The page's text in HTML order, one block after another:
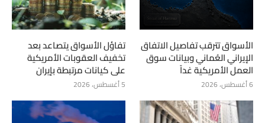
الأسواق تترقب تفاصيل الاتفاق
الإيراني العُماني وبيانات سوق
العمل الأمريكية غداً
6 أغسطس، 2026
تفاؤل الأسواق يتصاعد بعد
تخفيف العقوبات الأمريكية
على كيانات مرتبطة بإيران
5 أغسطس، 2026